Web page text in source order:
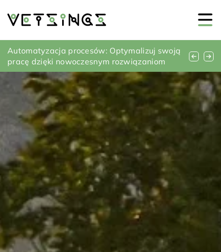
Jak wybrać idealną pościel dla komfortowego
snu?
Automatyzacja procesów: Optymalizuj swoją
pracę dzięki nowoczesnym rozwiązaniom
Jak wykorzystać światło, by podkreślić piękno
ogrodowej roślinności